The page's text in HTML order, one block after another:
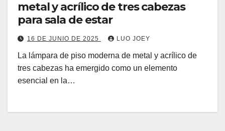
metal y acrílico de tres cabezas
para sala de estar
16 DE JUNIO DE 2025 LUO JOEY
La lámpara de piso moderna de metal y acrílico de
tres cabezas ha emergido como un elemento
esencial en la…